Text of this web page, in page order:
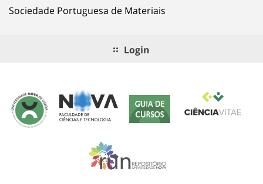
Sociedade Portuguesa de Materiais
Login